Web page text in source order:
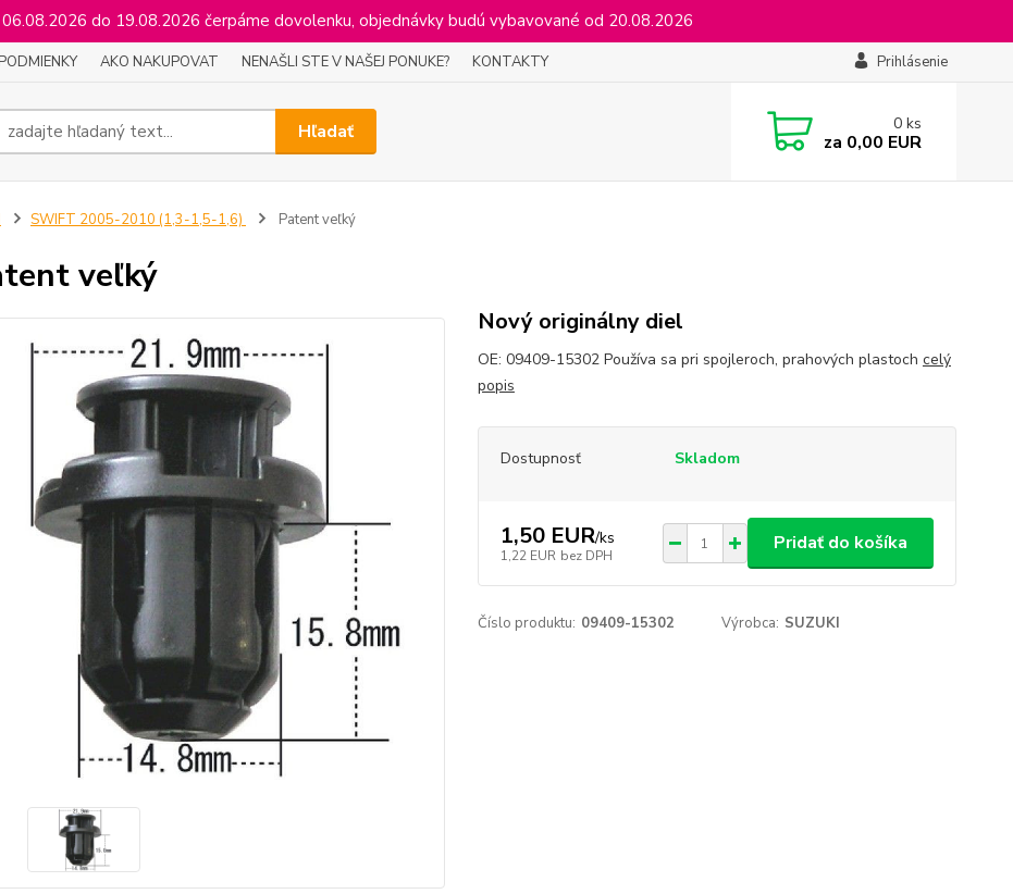
do 19.08.2026 čerpáme dovolenku, objednávky budú vybavované od 20.08.2026
AKO NAKUPOVAT NENAŠLI STE V NAŠEJ PONUKE? KONTAKTY Prihlásenie
Hľadať 0 ks
za 0,00 EUR
SWIFT 2005-2010 (1,3-1,5-1,6) Patent veľký
veľký
Nový originálny diel
OE: 09409-15302 Používa sa pri spojleroch, prahových plastoch celý
popis
Dostupnosť Skladom
1,50 EUR/ks
1,22 EUR bez DPH
Pridať do košíka
Číslo produktu: 09409-15302 Výrobca: SUZUKI